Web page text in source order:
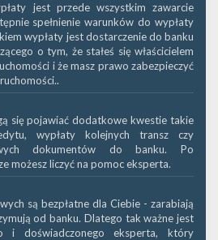
jest przede wszystkim zawarcie
spełnienie warunków do wypłaty
wypłaty jest dostarczenie do banku
o tym, że stałeś się właścicielem
i że masz prawo zabezpieczyć
się pojawiać dodatkowe kwestie takie
wypłaty kolejnych transz czy
dokumentów do banku. Po
możesz liczyć na pomoc eksperta.
są bezpłatne dla Ciebie - zarabiają
od banku. Dlatego tak ważne jest
i doświadczonego eksperta, który